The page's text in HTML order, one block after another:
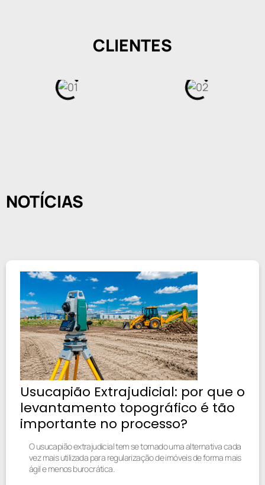
CLIENTES
NOTÍCIAS
Usucapião Extrajudicial: por que o
levantamento topográfico é tão
importante no processo?
O usucapião extrajudicial tem se tornado uma alternativa cada
vez mais utilizada para regularização de imóveis de forma mais
ágil e menos burocrática.